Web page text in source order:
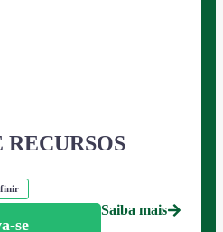
RECURSOS
se
Saiba mais